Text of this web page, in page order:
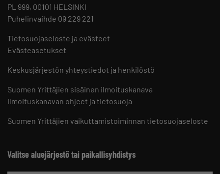
PL 999, 00101 HELSINKI
Puhelinvaihde 09 229 221
Tietosuojaseloste ja evästeet
Evästeasetukset
Keskusjärjestön yhteystiedot ja henkilöstö
Suomen Yrittäjien sisäinen ilmoituskanava
Ilmoituskanavan ohjeet ja tietosuoja
Suomen Yrittäjien vaikuttamistoiminnan tietosuojaseloste
Valitse aluejärjestö tai paikallisyhdistys